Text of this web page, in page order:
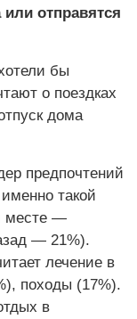
или отправятся
бы
о поездках
дома
предпочтений
такой
месте —
— 21%).
лечение в
походы (17%).
в